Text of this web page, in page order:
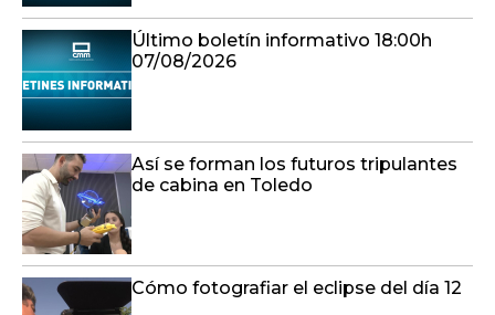
Último boletín informativo 18:00h
07/08/2026
Así se forman los futuros tripulantes
de cabina en Toledo
Cómo fotografiar el eclipse del día 12